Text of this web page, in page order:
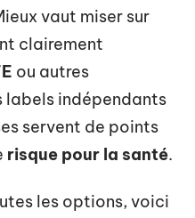
vaut miser sur
clairement
ou autres
labels indépendants
servent de points
risque pour la santé.
les options, voici